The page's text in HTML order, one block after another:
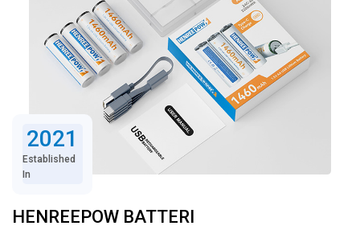
2021
Established
In
HENREEPOW BATTERI